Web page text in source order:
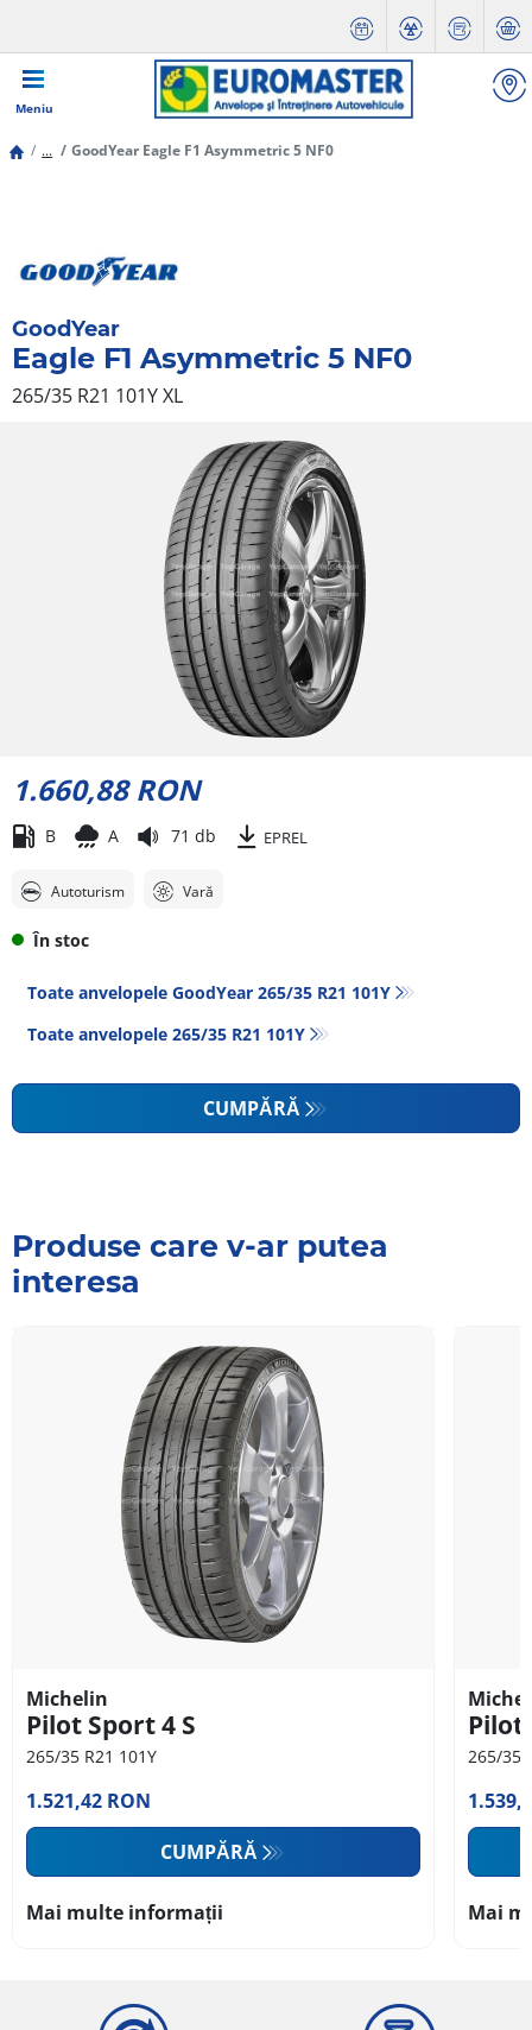
Meniu
... GoodYear Eagle F1 Asymmetric 5 NF0
GoodYear
Eagle F1 Asymmetric 5 NF0
265/35 R21 101YXL
1.660,88 RON
B A 71 db EPREL
Autoturism Vară
În stoc
Toate anvelopele GoodYear 265/35 R21 101Y
Toate anvelopele‎ 265/35 R21 101Y
CUMPĂRĂ
Produse care v-ar putea
interesa
Michelin
Pilot Sport 4 S
265/35 R21 101Y
1.521,42 RON
CUMPĂRĂ
Mai multe informații
Pilot
265/35
Mai